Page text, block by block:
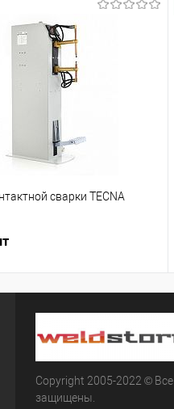
сварки TECNA
Copyright 2005-2022 ©
защищены.